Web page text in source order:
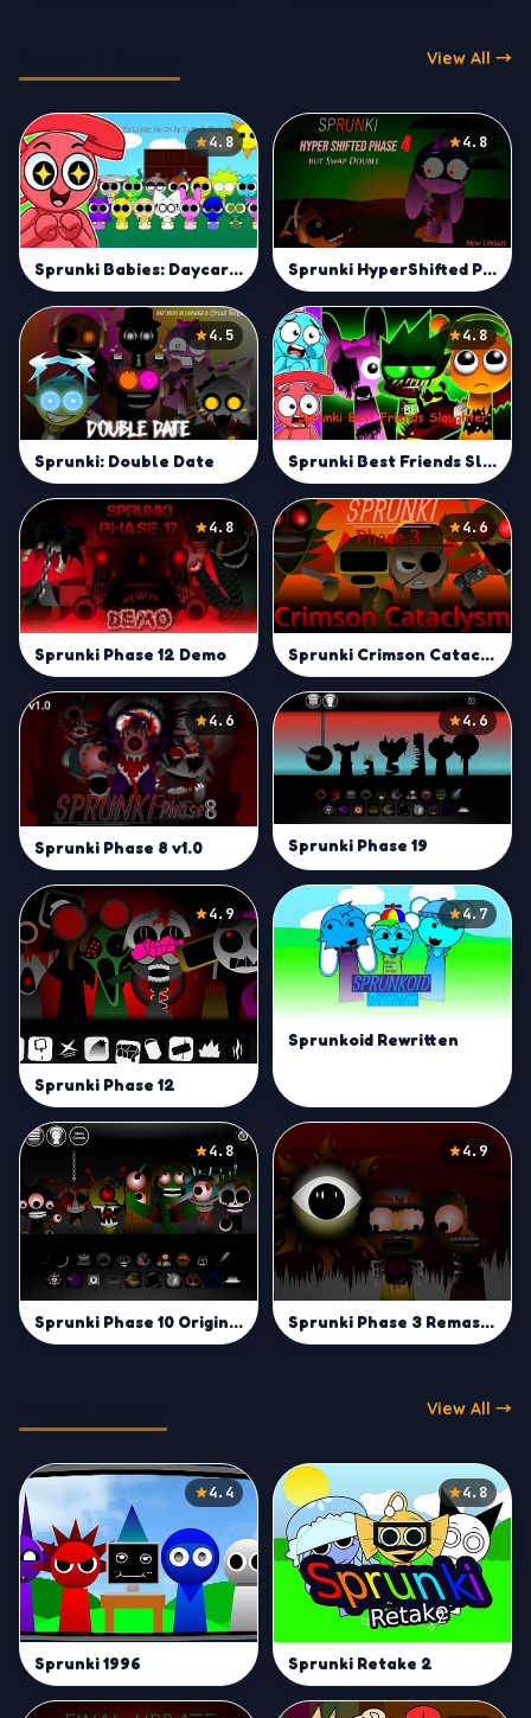
View All →
4.8
Sprunki Babies: Daycare Interactive
4.8
Sprunki HyperShifted Phase 4 but Swap Double
4.5
Sprunki: Double Date
4.8
Sprunki Best Friends Slaughter
4.8
Sprunki Phase 12 Demo
4.6
Sprunki Crimson Cataclysm Phase 3
4.6
Sprunki Phase 8 v1.0
4.6
Sprunki Phase 19
4.9
Sprunki Phase 12
4.7
Sprunkoid Rewritten
4.8
Sprunki Phase 10 Original
4.9
Sprunki Phase 3 Remastered
View All →
4.4
Sprunki 1996
4.8
Sprunki Retake 2